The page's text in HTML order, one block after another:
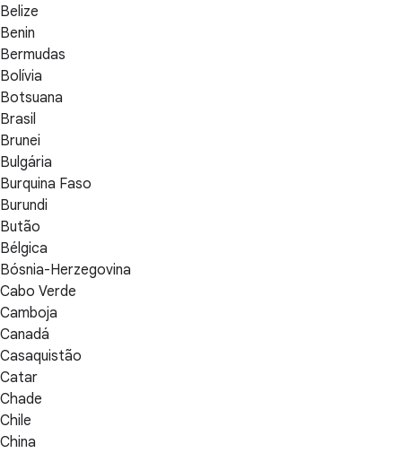
Belize
Benin
Bermudas
Bolívia
Botsuana
Brasil
Brunei
Bulgária
Burquina Faso
Burundi
Butão
Bélgica
Bósnia-Herzegovina
Cabo Verde
Camboja
Canadá
Casaquistão
Catar
Chade
Chile
China